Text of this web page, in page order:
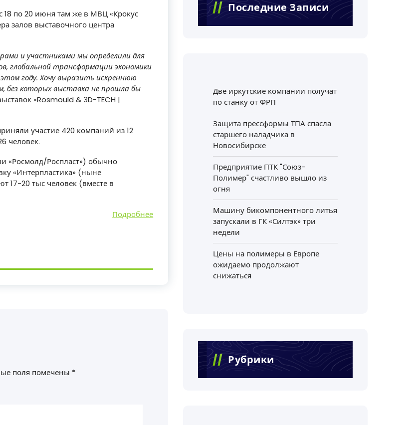
18 по 20 июня там же в МВЦ «Крокус
залов выставочного центра
и участниками мы определили для
глобальной трансформации экономики
году. Хочу выразить искреннюю
без которых выставка не прошла бы
«Rosmould & 3D-TECH |
участие 420 компаний из 12
человек.
«Росмолд/Роспласт») обычно
«Интерпластика» (ныне
17-20 тыс человек (вместе в
Подробнее
поля помечены *
Последние Записи
Две иркутские компании получат
по станку от ФРП
Защита прессформы ТПА спасла
старшего наладчика в
Новосибирске
Предприятие ПТК "Союз-
Полимер" счастливо вышло из
огня
Машину бикомпонентного литья
запускали в ГК «Силтэк» три
недели
Цены на полимеры в Европе
ожидаемо продолжают
снижаться
Рубрики